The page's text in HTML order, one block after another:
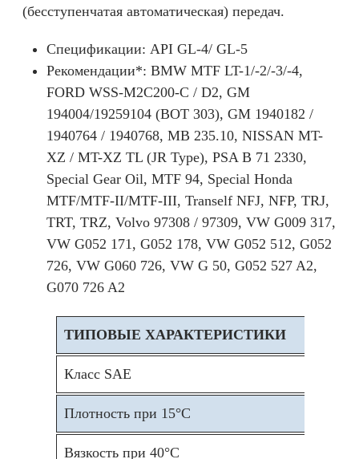
(бесступенчатая автоматическая) передач.
Спецификации: API GL-4/ GL-5
Рекомендации*: BMW MTF LT-1/-2/-3/-4,
FORD WSS-M2C200-C / D2, GM
194004/19259104 (BOT 303), GM 1940182 /
1940764 / 1940768, MB 235.10, NISSAN MT-
XZ / MT-XZ TL (JR Type), PSA B 71 2330,
Special Gear Oil, MTF 94, Special Honda
MTF/MTF-II/MTF-III, Tranself NFJ, NFP, TRJ,
TRT, TRZ, Volvo 97308 / 97309, VW G009 317,
VW G052 171, G052 178, VW G052 512, G052
726, VW G060 726, VW G 50, G052 527 A2,
G070 726 A2
ТИПОВЫЕ ХАРАКТЕРИСТИКИ
Класс SAE
Плотность при 15°C
Вязкость при 40°C